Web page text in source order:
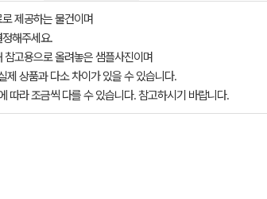
제공하는 물건이며
해주세요.
고용으로 올려놓은 샘플사진이며
제 상품과 다소 차이가 있을 수 있습니다.
따라 조금씩 다를 수 있습니다. 참고하시기 바랍니다.